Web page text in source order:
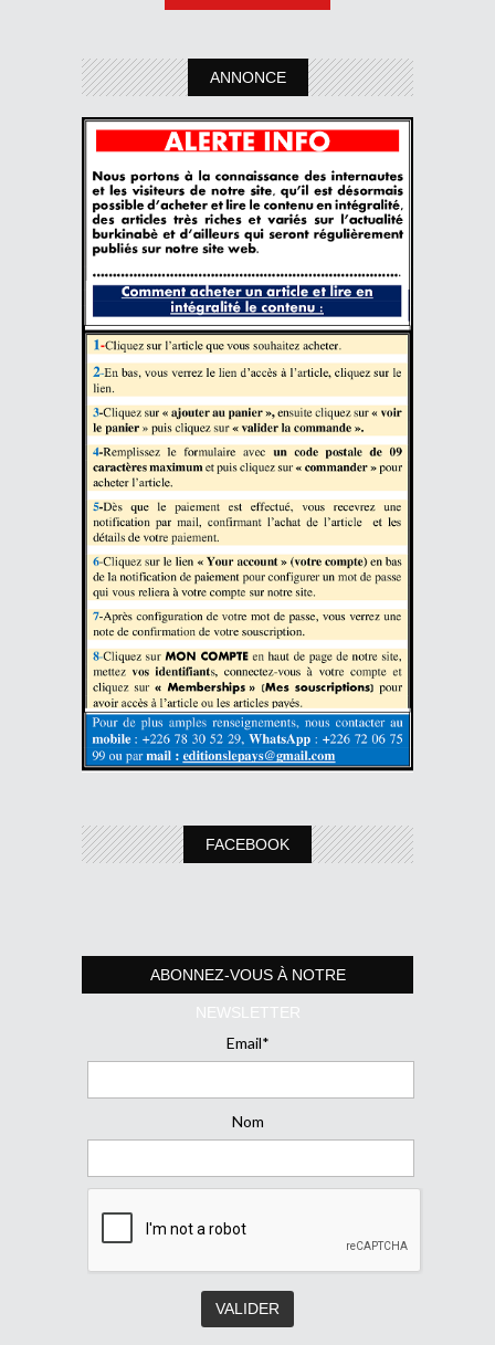
ANNONCE
FACEBOOK
ABONNEZ-VOUS À NOTRE
NEWSLETTER
Email*
Nom